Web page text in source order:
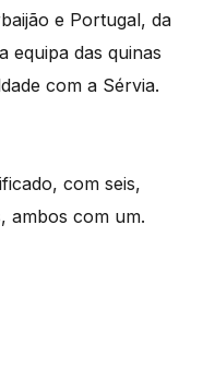
e Portugal, da
equipa das quinas
com a Sérvia.
com seis,
ambos com um.